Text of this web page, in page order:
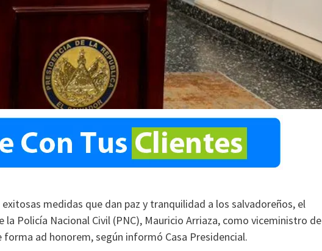
medidas que dan paz y tranquilidad a los salvadoreños, el
Policía Nacional Civil (PNC), Mauricio Arriaza, como viceministro de
ad honorem, según informó Casa Presidencial.